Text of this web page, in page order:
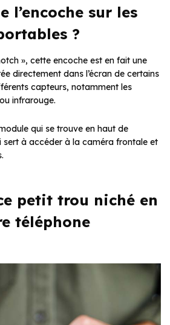
l’encoche sur les
?
», cette encoche est en fait une
directement dans l’écran de certains
capteurs, notamment les
infrarouge.
qui se trouve en haut de
sert à accéder à la caméra frontale et
petit trou niché en
téléphone